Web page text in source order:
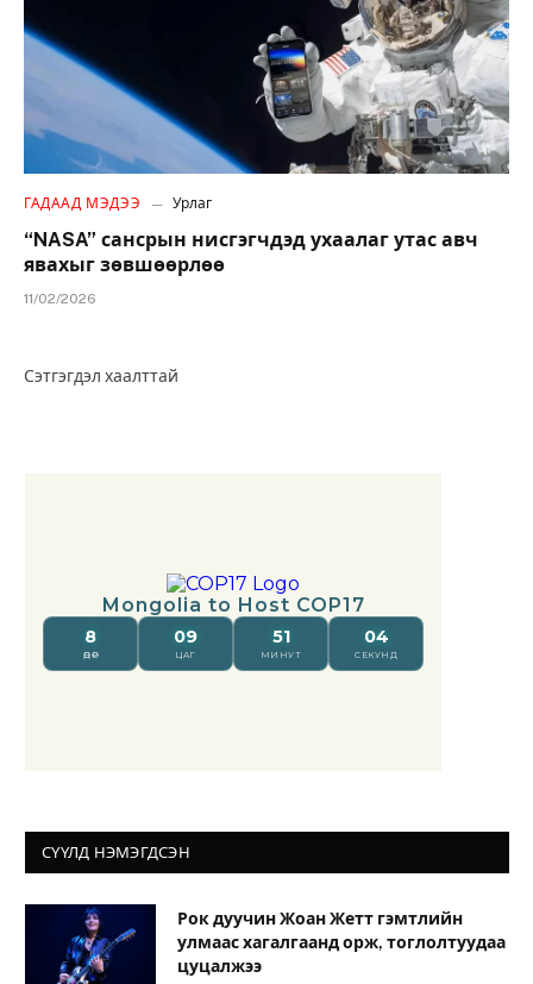
ГАДААД МЭДЭЭ Урлаг
“NASA” сансрын нисгэгчдэд ухаалаг утас авч
явахыг зөвшөөрлөө
11/02/2026
Сэтгэгдэл хаалттай
СҮҮЛД НЭМЭГДСЭН
Рок дуучин Жоан Жетт гэмтлийн
улмаас хагалгаанд орж, тоглолтуудаа
цуцалжээ